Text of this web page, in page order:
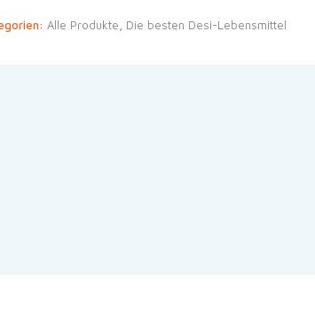
Alle Produkte Die besten Desi-Lebensmittel